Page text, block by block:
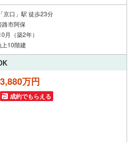
京口」駅 徒歩23分
路市阿保
月（築2年）
10階建
3,880万円
成約でもらえる